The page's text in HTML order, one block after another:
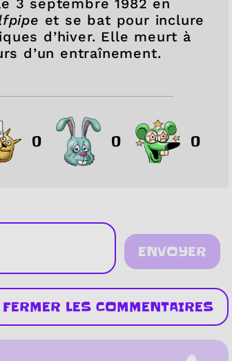
et se bat pour inclure
d’hiver. Elle meurt à
d’un entraînement.
0 0 0
ENVOYER
FERMER LES COMMENTAIRES